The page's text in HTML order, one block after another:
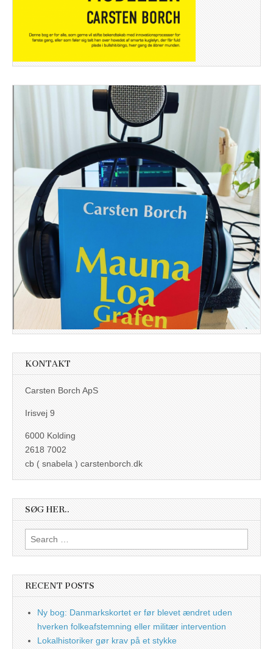
KONTAKT
Carsten Borch ApS
Irisvej 9
6000 Kolding
2618 7002
cb ( snabela ) carstenborch.dk
SØG HER..
Search
for:
RECENT POSTS
Ny bog: Danmarkskortet er før blevet ændret uden
hverken folkeafstemning eller militær intervention
Lokalhistoriker gør krav på et stykke